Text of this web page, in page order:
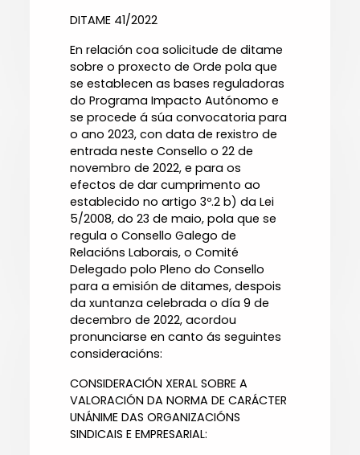
DITAME 41/2022
En relación coa solicitude de ditame
sobre o proxecto de Orde pola que
se establecen as bases reguladoras
do Programa Impacto Autónomo e
se procede á súa convocatoria para
o ano 2023, con data de rexistro de
entrada neste Consello o 22 de
novembro de 2022, e para os
efectos de dar cumprimento ao
establecido no artigo 3º.2 b) da Lei
5/2008, do 23 de maio, pola que se
regula o Consello Galego de
Relacións Laborais, o Comité
Delegado polo Pleno do Consello
para a emisión de ditames, despois
da xuntanza celebrada o día 9 de
decembro de 2022, acordou
pronunciarse en canto ás seguintes
consideracións:
CONSIDERACIÓN XERAL SOBRE A
VALORACIÓN DA NORMA DE CARÁCTER
UNÁNIME DAS ORGANIZACIÓNS
SINDICAIS E EMPRESARIAL: